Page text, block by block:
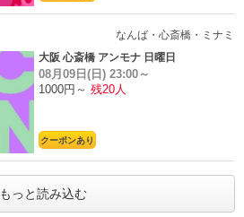
なんば・心斎橋・ミナミ
大阪 心斎橋 アンモナ 日曜日
08月09日(日) 23:00～
1000円～ 残20人
クーポンあり
もっと読み込む